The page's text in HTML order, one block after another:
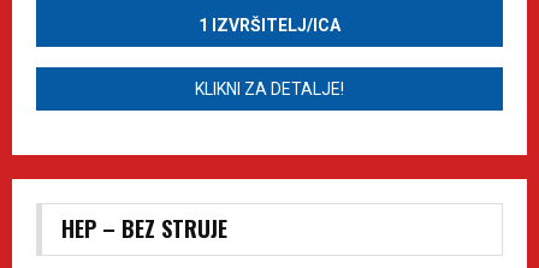
1 IZVRŠITELJ/ICA
KLIKNI ZA DETALJE!
HEP – BEZ STRUJE